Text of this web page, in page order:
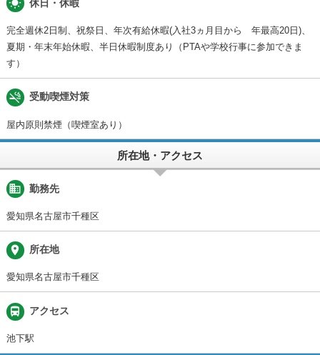
wb_sunny 休日・休暇
完全週休2日制、祝祭日、年次有給休暇(入社3ヵ月目から 年最高20日)、
夏期・年末年始休暇、半日休暇制度あり（PTAや学校行事に参加できま
す）
smoke_free 受動喫煙対策
屋内原則禁煙（喫煙室あり）
所在地・アクセス
business 勤務先
愛知県名古屋市千種区
place 所在地
愛知県名古屋市千種区
directions_bus アクセス
池下駅